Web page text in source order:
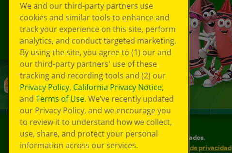
© 2026 Crayola® Todos los derechos reservados.
Sus opciones de privacidad
Política de privacidad
We and our third-party partners use
cookies and similar tools to enhance and
track your experience on this site, perform
analytics, and conduct targeted marketing.
By using the site, you agree to (1) our and
our third-party partners' use of these
tracking and recording tools and (2) our
Privacy Policy, California Privacy Notice,
and Terms of Use. We’ve recently updated
our Privacy Policy, and we encourage you
to review it to understand how we collect,
use, share, and protect your personal
information across our services.